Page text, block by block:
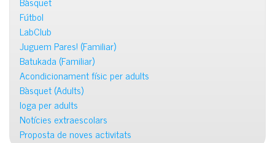
Fútbol
LabClub
Juguem Pares! (Familiar)
Batukada (Familiar)
Acondicionament físic per adults
Bàsquet (Adults)
Ioga per adults
Notícies extraescolars
Proposta de noves activitats